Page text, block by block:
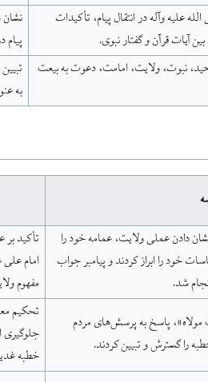
علیه وآله در انتقال پیام، تأکیدات
آیات قرآن و گفتار نبوی.
نبوت، ولایت، امامت، دعوت به بیعت
به
دادن عملی ولایت، عمامه خود را
خود را ابراز کردند و پیامبر جواب
شد.
تأکید
امام
مفهوم
مولاه»، پاسخ به پرسش‌های مردم
را گسترش و تبیین کردند.
تحکیم
خطبه